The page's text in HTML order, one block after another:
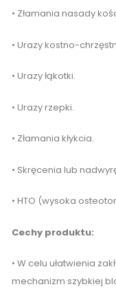
• Złamania nasady
• Urazy kostno-
• Urazy łąkotki.
• Urazy rzepki.
• Złamania kłykcia.
• Skręcenia lub
• HTO (wysoka
Cechy produktu:
• W celu ułatwienia
mechanizm szybkiej